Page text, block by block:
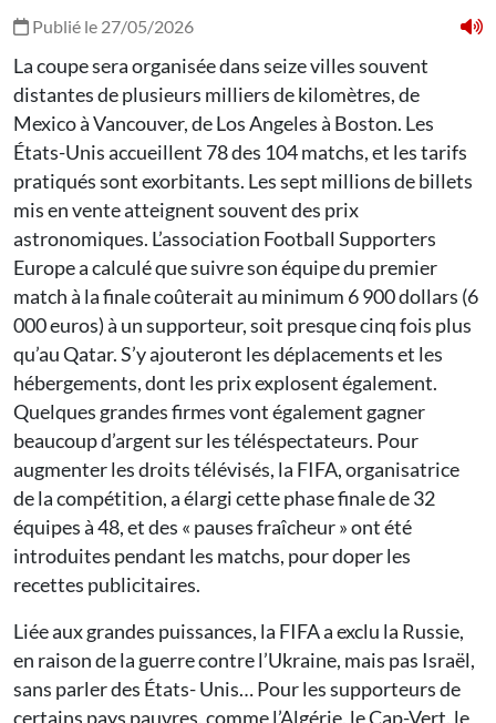
Publié le 27/05/2026
La coupe sera organisée dans seize villes souvent
distantes de plusieurs milliers de kilomètres, de
Mexico à Vancouver, de Los Angeles à Boston. Les
États-Unis accueillent 78 des 104 matchs, et les tarifs
pratiqués sont exorbitants. Les sept millions de billets
mis en vente atteignent souvent des prix
astronomiques. L’association Football Supporters
Europe a calculé que suivre son équipe du premier
match à la finale coûterait au minimum 6 900 dollars (6
000 euros) à un supporteur, soit presque cinq fois plus
qu’au Qatar. S’y ajouteront les déplacements et les
hébergements, dont les prix explosent également.
Quelques grandes firmes vont également gagner
beaucoup d’argent sur les téléspectateurs. Pour
augmenter les droits télévisés, la FIFA, organisatrice
de la compétition, a élargi cette phase finale de 32
équipes à 48, et des « pauses fraîcheur » ont été
introduites pendant les matchs, pour doper les
recettes publicitaires.
Liée aux grandes puissances, la FIFA a exclu la Russie,
en raison de la guerre contre l’Ukraine, mais pas Israël,
sans parler des États- Unis… Pour les supporteurs de
certains pays pauvres, comme l’Algérie, le Cap-Vert, le